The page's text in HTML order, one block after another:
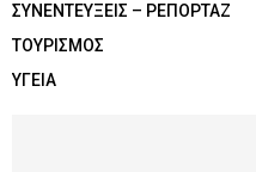
ΣΥΝΕΝΤΕΥΞΕΙΣ – ΡΕΠΟΡΤΑΖ
ΤΟΥΡΙΣΜΟΣ
ΥΓΕΙΑ